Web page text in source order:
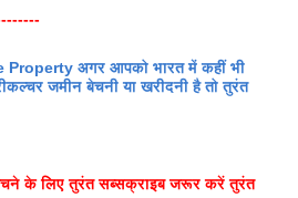
Property अगर आपको भारत में कहीं भी
जमीन बेचनी या खरीदनी है तो तुरंत
के लिए तुरंत सब्सक्राइब जरूर करें तुरंत